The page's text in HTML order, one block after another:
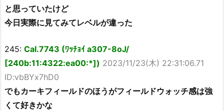
と思っていたけど
今日実際に見てみてレベルが違った
245: Cal.7743 (ﾜｯﾁｮｲ a307-8oJ/
[240b:11:4322:ea00:*]) 2023/11/23(木) 22:31:06.71
ID:vbBYx7hD0
でもカーキフィールドのほうがフィールドウォッチ感は強
くて好きかな